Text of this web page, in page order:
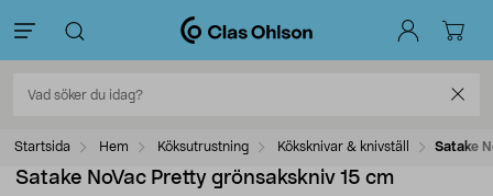
Startsida Hem Köksutrustning Köksknivar & knivställ Satake
Satake NoVac Pretty grönsakskniv 15 cm